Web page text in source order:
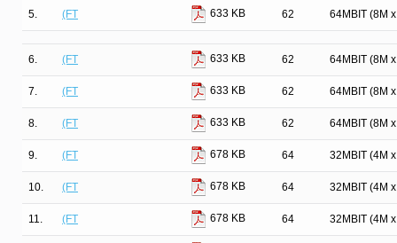
5. (FT 633 KB 62 64MBIT (8M
6. (FT 633 KB 62 64MBIT (8M
7. (FT 633 KB 62 64MBIT (8M
8. (FT 633 KB 62 64MBIT (8M
9. (FT 678 KB 64 32MBIT (4M
10. (FT 678 KB 64 32MBIT (4M
11. (FT 678 KB 64 32MBIT (4M